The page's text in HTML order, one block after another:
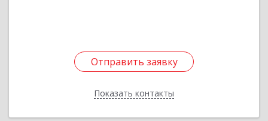
Отправить заявку
Показать контакты
Отправить заявку
Назад